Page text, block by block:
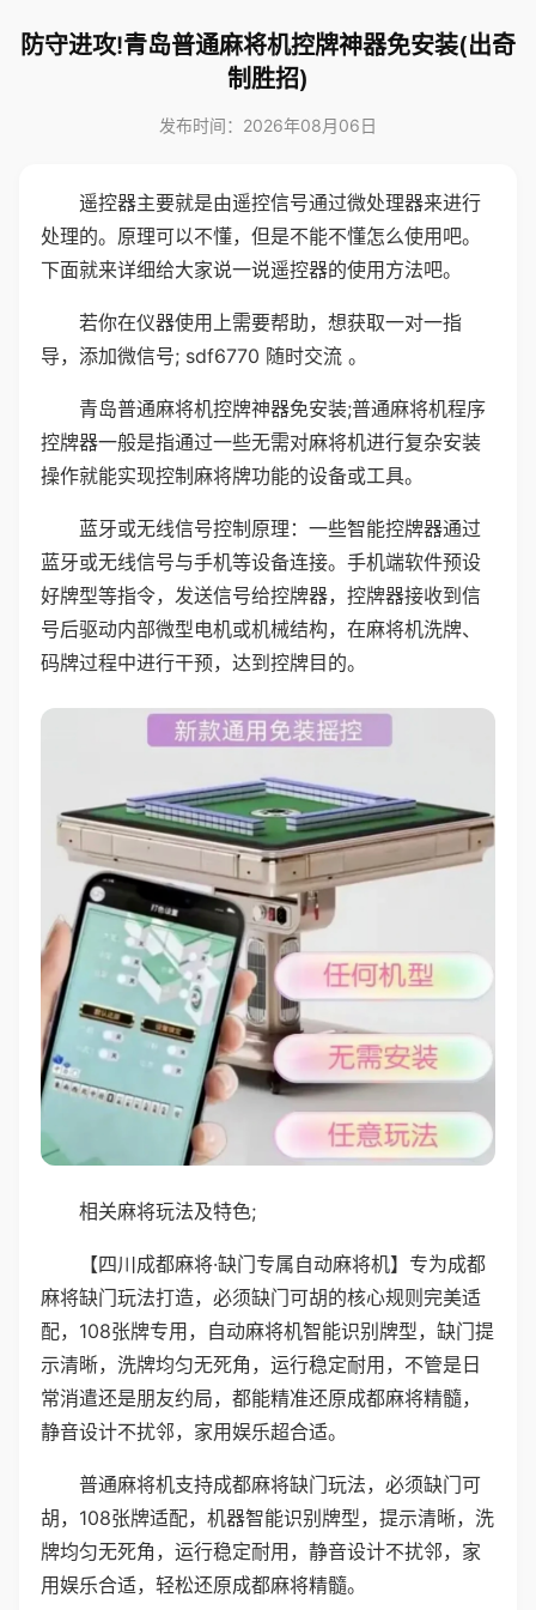
防守进攻!青岛普通麻将机控牌神器免安装(出奇
制胜招)
发布时间：2026年08月06日
遥控器主要就是由遥控信号通过微处理器来进行
处理的。原理可以不懂，但是不能不懂怎么使用吧。
下面就来详细给大家说一说遥控器的使用方法吧。
若你在仪器使用上需要帮助，想获取一对一指
导，添加微信号; sdf6770 随时交流 。
青岛普通麻将机控牌神器免安装;普通麻将机程序
控牌器一般是指通过一些无需对麻将机进行复杂安装
操作就能实现控制麻将牌功能的设备或工具。
蓝牙或无线信号控制原理：一些智能控牌器通过
蓝牙或无线信号与手机等设备连接。手机端软件预设
好牌型等指令，发送信号给控牌器，控牌器接收到信
号后驱动内部微型电机或机械结构，在麻将机洗牌、
码牌过程中进行干预，达到控牌目的。
相关麻将玩法及特色;
【四川成都麻将·缺门专属自动麻将机】专为成都
麻将缺门玩法打造，必须缺门可胡的核心规则完美适
配，108张牌专用，自动麻将机智能识别牌型，缺门提
示清晰，洗牌均匀无死角，运行稳定耐用，不管是日
常消遣还是朋友约局，都能精准还原成都麻将精髓，
静音设计不扰邻，家用娱乐超合适。
普通麻将机支持成都麻将缺门玩法，必须缺门可
胡，108张牌适配，机器智能识别牌型，提示清晰，洗
牌均匀无死角，运行稳定耐用，静音设计不扰邻，家
用娱乐合适，轻松还原成都麻将精髓。